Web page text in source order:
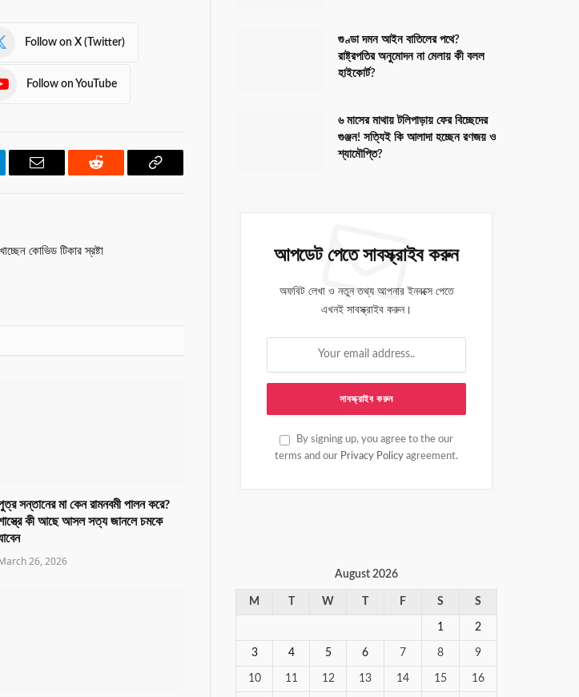
Follow on X (Twitter)
Follow on YouTube
Email Reddit
Copy
কোভিড টিকার স্রষ্টা
সন্তানের মা কেন রামনবমী পালন করে?
কী আছে আসল সত্য জানলে চমকে
26, 2026
গুণ্ডা দমন আইন বাতিলের পথে?
রাষ্ট্রপতির অনুমোদন না মেলায় কী বলল
হাইকোর্ট?
৬ মাসের মাথায় টলিপাড়ায় ফের বিচ্ছেদের
গুঞ্জন! সত্যিই কি আলাদা হচ্ছেন রণজয় ও
শ্যামৌপ্তি?
আপডেট পেতে সাবস্ক্রাইব করুন
অফবিট লেখা ও নতুন তথ্য আপনার ইনবক্সে পেতে
এখনই সাবস্ক্রাইব করুন।
By signing up, you agree to the our
terms and our Privacy Policy agreement.
August 2026
M W F S S
1 2
3 4 5 6 7 8 9
10 11 12 13 14 15 16